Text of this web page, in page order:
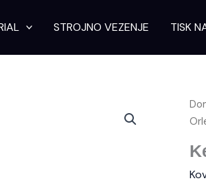
STROJNO VEZENJE TISK
na